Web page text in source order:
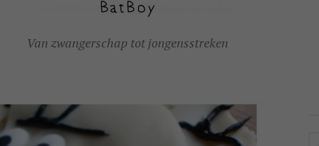
Van zwangerschap tot jongensstreken